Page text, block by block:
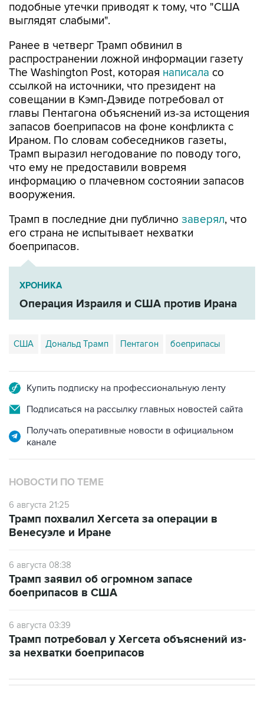
подобные утечки приводят к тому, что "США
выглядят слабыми".
Ранее в четверг Трамп обвинил в
распространении ложной информации газету
The Washington Post, которая написала со
ссылкой на источники, что президент на
совещании в Кэмп-Дэвиде потребовал от
главы Пентагона объяснений из-за истощения
запасов боеприпасов на фоне конфликта с
Ираном. По словам собеседников газеты,
Трамп выразил негодование по поводу того,
что ему не предоставили вовремя
информацию о плачевном состоянии запасов
вооружения.
Трамп в последние дни публично заверял, что
его страна не испытывает нехватки
боеприпасов.
ХРОНИКА
Операция Израиля и США против Ирана
США Дональд Трамп Пентагон боеприпасы
Купить подписку на профессиональную ленту
Подписаться на рассылку главных новостей сайта
Получать оперативные новости в официальном
канале
НОВОСТИ ПО ТЕМЕ
6 августа 21:25
Трамп похвалил Хегсета за операции в
Венесуэле и Иране
6 августа 08:38
Трамп заявил об огромном запасе
боеприпасов в США
6 августа 03:39
Трамп потребовал у Хегсета объяснений из-
за нехватки боеприпасов